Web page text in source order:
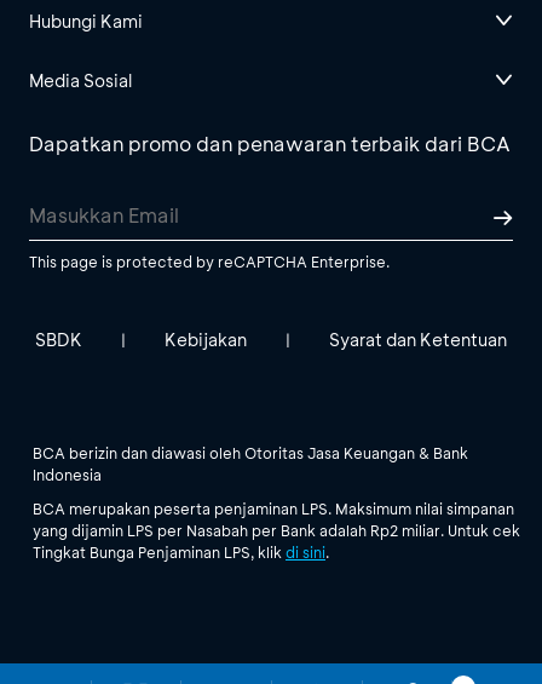
Hubungi Kami
Media Sosial
Dapatkan promo dan penawaran terbaik dari BCA
This page is protected by reCAPTCHA Enterprise.
SBDK | Kebijakan | Syarat dan Ketentuan
BCA berizin dan diawasi oleh Otoritas Jasa Keuangan & Bank
Indonesia
BCA merupakan peserta penjaminan LPS. Maksimum nilai simpanan
yang dijamin LPS per Nasabah per Bank adalah Rp2 miliar. Untuk cek
Tingkat Bunga Penjaminan LPS, klik di sini.